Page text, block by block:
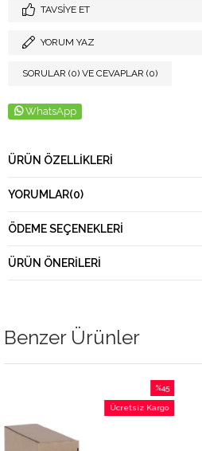
TAVSIYE ET
YORUM YAZ
SORULAR (0) VE CEVAPLAR (0)
WhatsApp
ÜRÜN ÖZELLIKLERI
YORUMLAR(0)
ÖDEME SEÇENEKLERI
ÜRÜN ÖNERILERI
Benzer Ürünler
%45
İndirim
Ücretsiz Kargo